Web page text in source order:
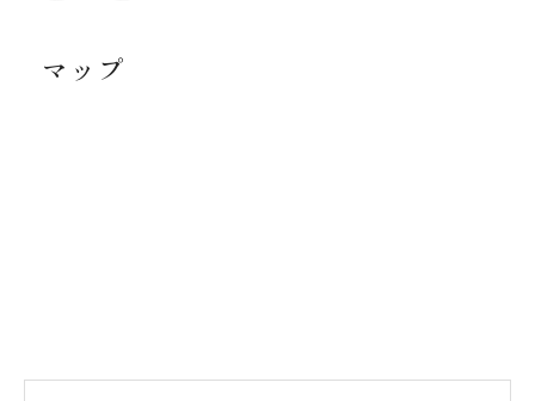
マップ